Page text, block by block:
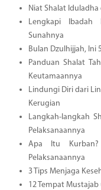
Niat Shalat
Lengkapi
Sunahnya
Bulan Dzulhijjah, Ini
Panduan Shalat
Keutamaannya
Lindungi Diri dari
Kerugian
Langkah-langkah
Pelaksanaannya
Apa Itu
Pelaksanaannya
3 Tips Menjaga
12 Tempat